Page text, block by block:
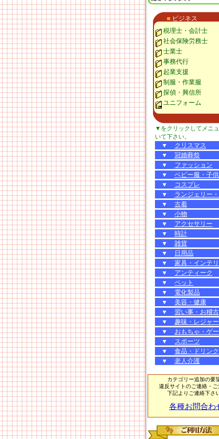
■ ビジネス
税理士・会計士
社会保険労務士
士業士
事務代行
起業支援
制服・作業服
探偵・興信所
ユニフォーム
▼をクリックしてメニ
いて下さい。
▼
クリスマス
▼
冠婚葬祭
▼
ファッション
▼
ベビー服・子
▼
コスプレ
▼
ランジェリー
▼
古着
▼
小物
▼
アクセサリー
▼
時計
▼
雑貨
▼
日用品
▼
家具・インテ
▼
アンティーク
▼
ペット
▼
電化製品
▼
美容・健康
▼
習い事・お稽古
▼
趣味・レジャー
▼
おもちゃ・ゲ
▼
スポーツ
▼
食品・ドリンク
▼
老人介護
カテゴリー追加の要
違反サイトのご連絡・
下記よりご連絡下さ
各種お問合わ